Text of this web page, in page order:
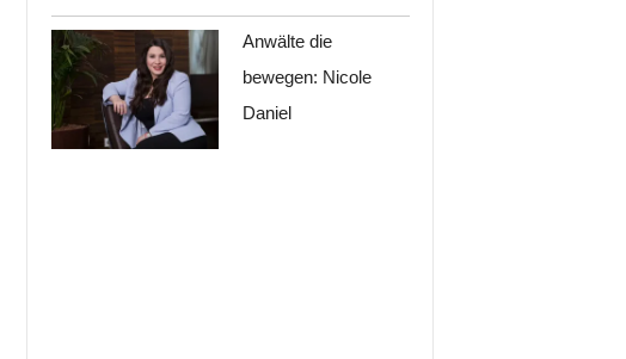
Anwälte die
bewegen: Nicole
Daniel